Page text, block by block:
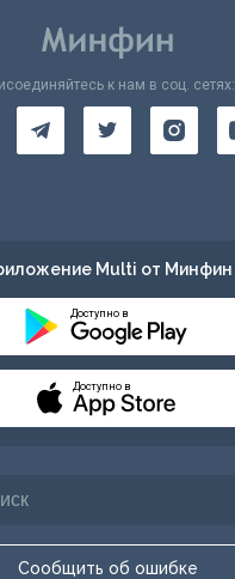
Сообщить об ошибке
к нам в соц. сетях:
Multi от Минфин
Доступно в
Доступно в